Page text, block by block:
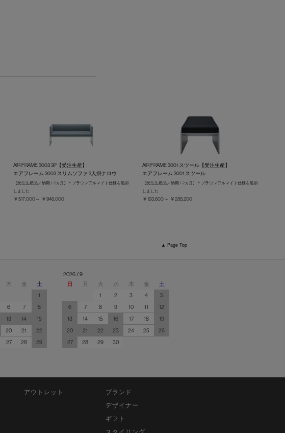
AIR FRAME 3003 3P【受注生産】
エアフレーム 3003 スリムソファ 3人掛ナロウ
【受注生産品／納期 1-2ヵ月】＊ブラウンアルマイト仕様を追加
しました
￥517,000～ ￥946,000
AIR FRAME 3001 スツール【受注生産】
エアフレーム 3001 スツール
【受注生産品／納期 1-2ヵ月】＊ブラウンアルマイト仕様を追加
しました
￥193,600～ ￥288,200
▲ Page Top
木 金
土
1
6 7
8
13 14
15
20 21
22
27 28
29
2026 / 9
日
月 火 水 木 金
土
1
2 3 4
5
6
7 8 9 10 11
12
13
14 15 16 17 18
19
20
21 22 23 24 25
26
27
28 29 30
アウトレット
ブランド
デザイナー
ギフト
スタイリング